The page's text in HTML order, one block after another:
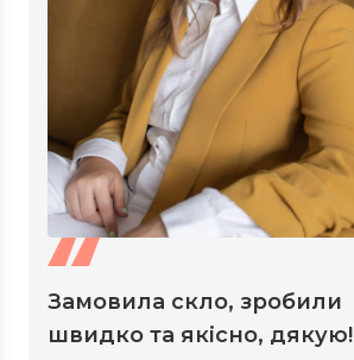
Замовила скло, зробили
швидко та якісно, дякую!